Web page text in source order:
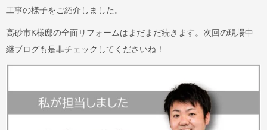
工事の様子をご紹介しました。
高砂市K様邸の全面リフォームはまだまだ続きます。次回の現場中
継ブログも是非チェックしてくださいね！